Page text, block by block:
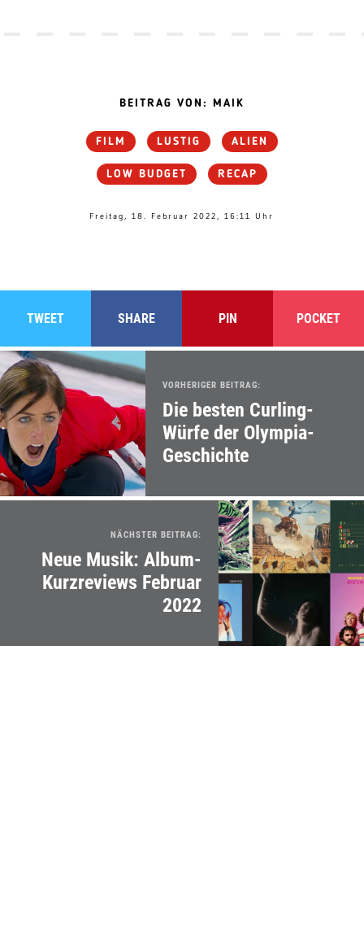
BEITRAG VON: MAIK
FILM LUSTIG ALIEN
LOW BUDGET RECAP
Freitag, 18. Februar 2022, 16:11 Uhr
TWEET SHARE PIN POCKET
VORHERIGER BEITRAG:
Die besten Curling-
Würfe der Olympia-
Geschichte
NÄCHSTER BEITRAG:
Neue Musik: Album-
Kurzreviews Februar
2022